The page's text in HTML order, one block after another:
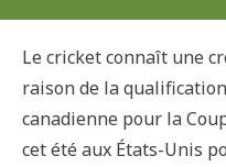
Le cricket connaît une
raison de la
canadienne pour la
cet été aux États-Unis